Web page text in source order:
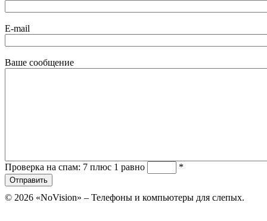
E-mail
Ваше сообщение
Проверка на спам: 7 плюс 1 равно *
© 2026 «NoVision» – Телефоны и компьютеры для слепых.